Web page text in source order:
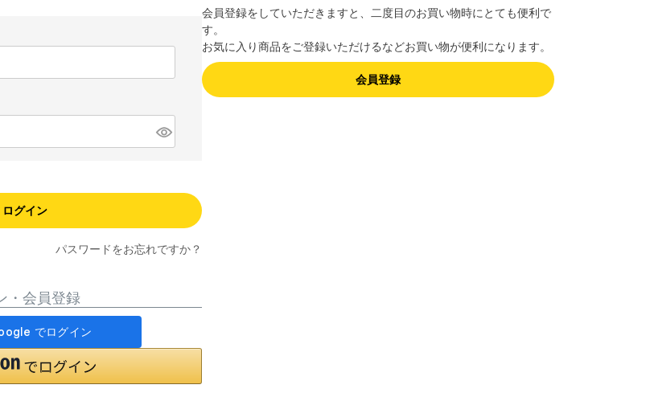
ログイン
パスワードをお忘れですか？
・会員登録
会員登録をしていただきますと、二度目のお買い物時にとても便利で
す。
お気に入り商品をご登録いただけるなどお買い物が便利になります。
会員登録